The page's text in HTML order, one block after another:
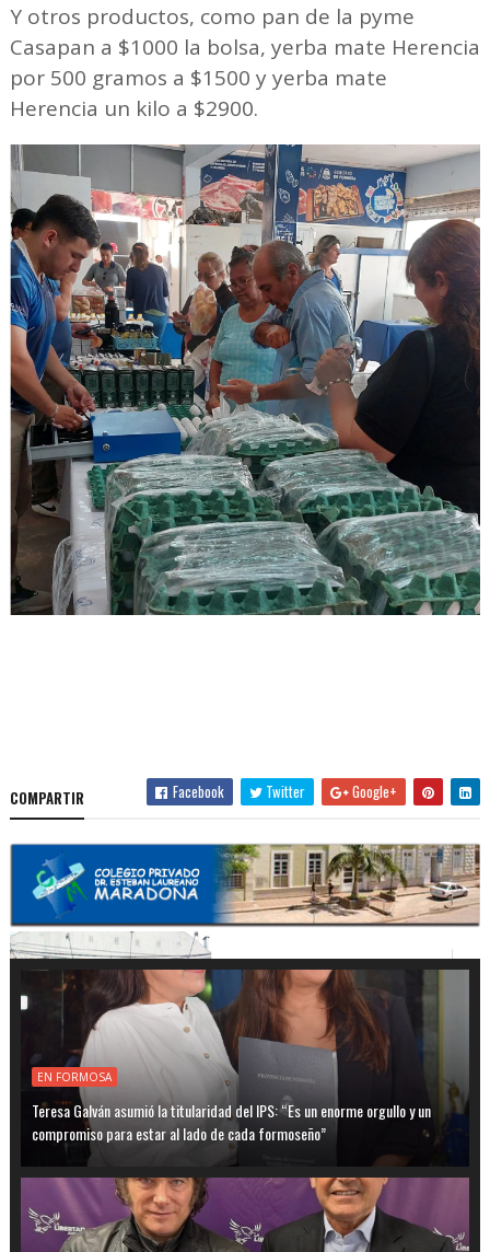
Y otros productos, como pan de la pyme
Casapan a $1000 la bolsa, yerba mate Herencia
por 500 gramos a $1500 y yerba mate
Herencia un kilo a $2900.
COMPARTIR Facebook Twitter Google+
EN FORMOSA
Teresa Galván asumió la titularidad del IPS: “Es un enorme orgullo y un
compromiso para estar al lado de cada formoseño”